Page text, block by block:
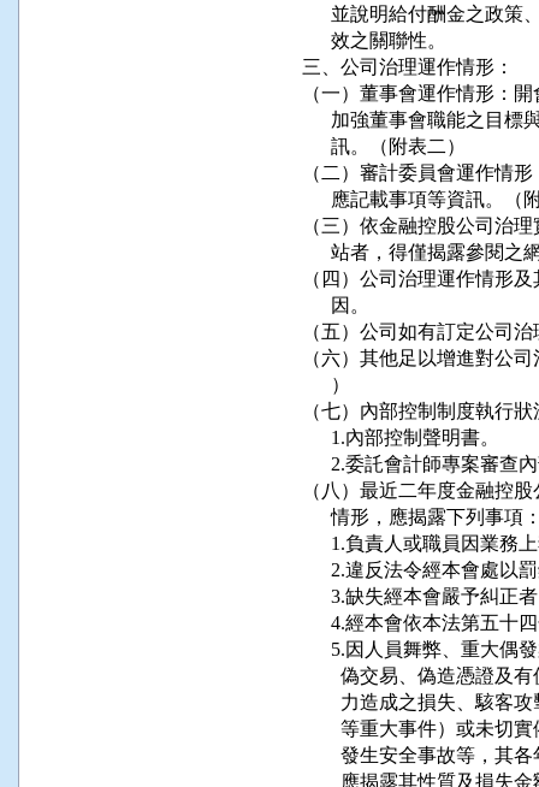
並說明給付酬金之政
      效之關聯性。
三、公司治理運作情形：
（一）董事會運作情形：
加強董事會職能之目
      訊。（附表二）
（二）審計委員會運作情
應記載事項等資訊。（
（三）依金融控股公司治
站者，得僅揭露參閱之
（四）公司治理運作情形
      因。
（五）公司如有訂定公司
（六）其他足以增進對公
      ）
（七）內部控制制度執行
      1.內部控制聲明書。
2.委託會計師專案審
（八）最近二年度金融控
情形，應揭露下列事項
1.負責人或職員因業
2.違反法令經本會處以
3.缺失經本會嚴予糾正
4.經本會依本法第五
5.因人員舞弊、重大
偽交易、偽造憑證
力造成之損失、駭
等重大事件）或未
發生安全事故等，
應揭露其性質及損失